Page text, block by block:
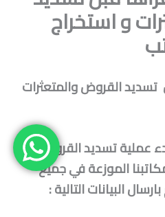
و استخراج
القروض والمتعثرات
عملية تسديد القروض
الموزعة في جميع
البيانات التالية :